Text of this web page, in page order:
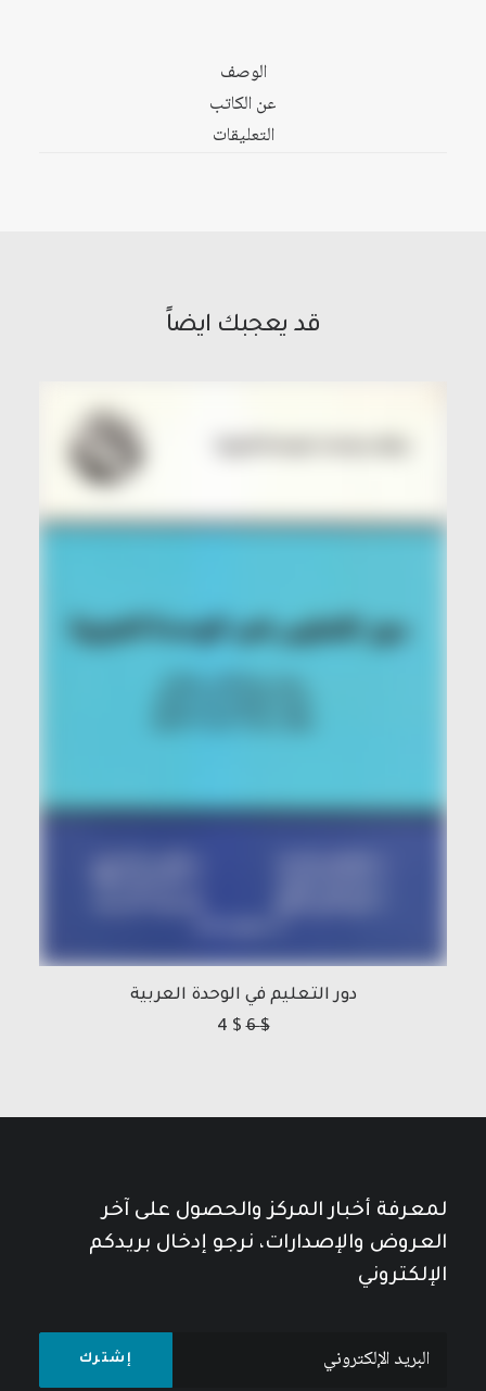
الوصف
عن الكاتب
التعليقات
قد يعجبك ايضاً
دور التعليم في الوحدة العربية
6$
4 $
لمعرفة أخبار المركز والحصول على آخر
العروض والإصدارات، نرجو إدخال بريدكم
الإلكتروني